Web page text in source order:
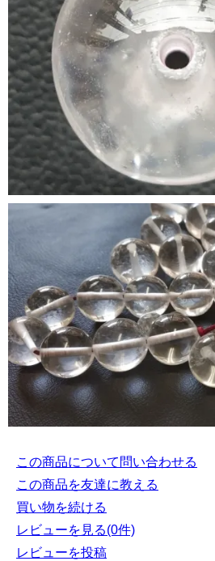
この商品について問い合わせる
この商品を友達に教える
買い物を続ける
レビューを見る(0件)
レビューを投稿